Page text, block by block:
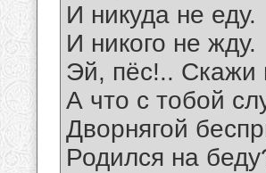
И никуда не еду.
И никого не жду.
Эй, пёс!.. Скажи
А что с тобой
Дворнягой
Родился на